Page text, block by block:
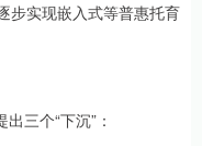
步实现嵌入式等普惠托育
三个“下沉”：